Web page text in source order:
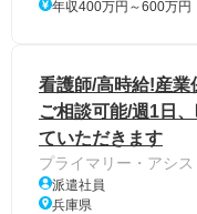
年収400万円～600万円
看護師/高時給!産業
ご相談可能/週1日
ていただきます
プライマリー・アシ
派遣社員
兵庫県